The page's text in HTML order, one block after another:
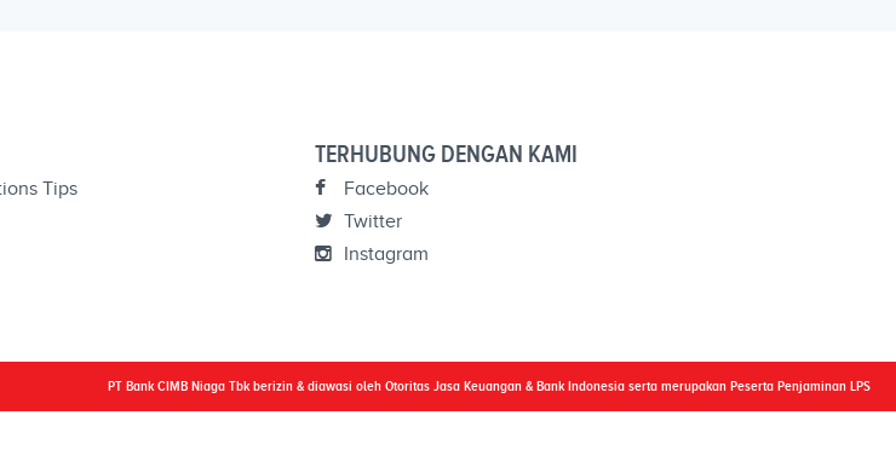
Tips
TERHUBUNG DENGAN KAMI
Facebook
Twitter
Instagram
PT Bank CIMB Niaga Tbk berizin & diawasi oleh Otoritas Jasa Keuangan & Bank Indonesia serta merupakan Peserta Penjaminan LPS